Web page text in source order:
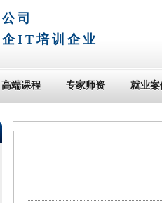
司
IT培训企业
高端课程 专家师资 就业案